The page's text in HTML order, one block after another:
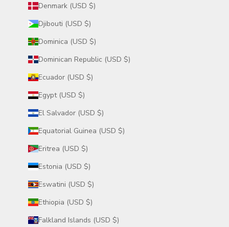
Denmark (USD $)
Djibouti (USD $)
Dominica (USD $)
Dominican Republic (USD $)
Ecuador (USD $)
Egypt (USD $)
El Salvador (USD $)
Equatorial Guinea (USD $)
Eritrea (USD $)
Estonia (USD $)
Eswatini (USD $)
Ethiopia (USD $)
Falkland Islands (USD $)